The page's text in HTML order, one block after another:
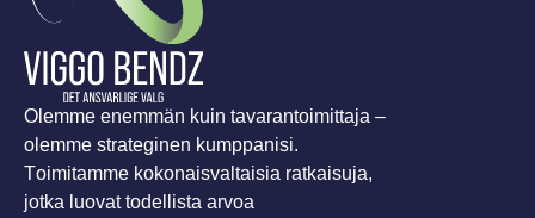
Olemme enemmän kuin tavarantoimittaja –
olemme strateginen kumppanisi.
Toimitamme kokonaisvaltaisia ratkaisuja,
jotka luovat todellista arvoa